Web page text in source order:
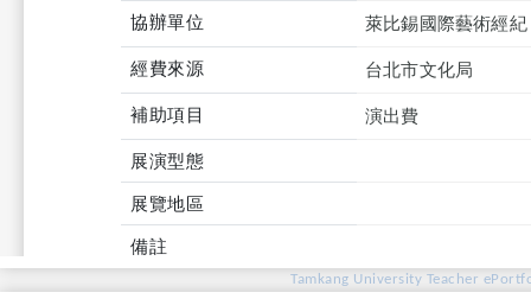
協辦單位 萊比錫國際藝術經紀
經費來源 台北市文化局
補助項目 演出費
展演型態
展覽地區
備註
Tamkang University Teacher